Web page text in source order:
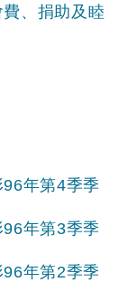
、捐助及睦
年第4季季
年第3季季
年第2季季